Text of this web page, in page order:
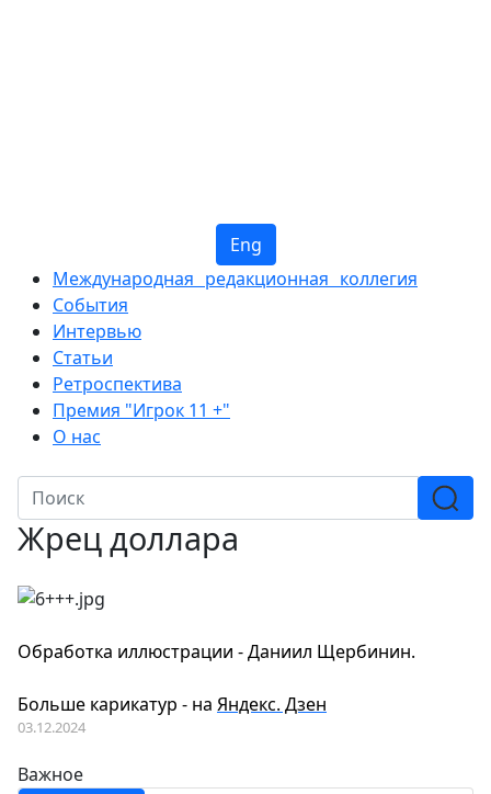
Eng
Международная редакционная коллегия
События
Интервью
Статьи
Ретроспектива
Премия "Игрок 11 +"
О нас
Жрец доллара
Обработка иллюстрации - Даниил Щербинин.
Больше карикатур - на Яндекс. Дзен
03.12.2024
Важное